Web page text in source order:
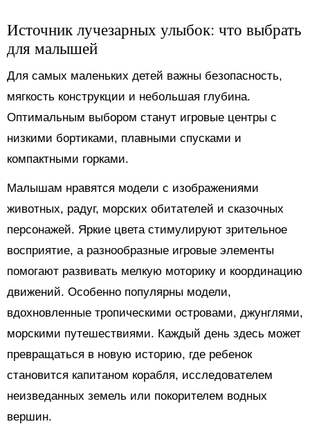
Источник лучезарных улыбок: что выбрать
для малышей
Для самых маленьких детей важны безопасность,
мягкость конструкции и небольшая глубина.
Оптимальным выбором станут игровые центры с
низкими бортиками, плавными спусками и
компактными горками.
Малышам нравятся модели с изображениями
животных, радуг, морских обитателей и сказочных
персонажей. Яркие цвета стимулируют зрительное
восприятие, а разнообразные игровые элементы
помогают развивать мелкую моторику и координацию
движений. Особенно популярны модели,
вдохновленные тропическими островами, джунглями,
морскими путешествиями. Каждый день здесь может
превращаться в новую историю, где ребенок
становится капитаном корабля, исследователем
неизведанных земель или покорителем водных
вершин.